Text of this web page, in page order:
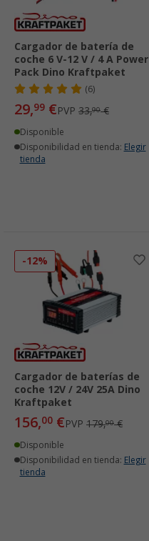
Cargador de batería de
coche 6 V-12 V / 4 A Power
Pack Dino Kraftpaket
(6)
29,99 €PVP 33,90€
Disponible
Disponibilidad en tienda: Elegir
tienda
-12%
Cargador de baterías de
coche 12V / 24V 25A Dino
Kraftpaket
156,00 €PVP 179,00€
Disponible
Disponibilidad en tienda: Elegir
tienda